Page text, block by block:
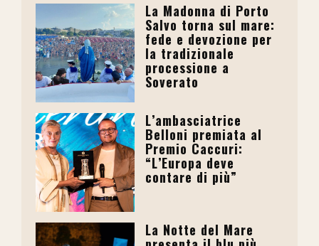
La Madonna di Porto
Salvo torna sul mare:
fede e devozione per
la tradizionale
processione a
Soverato
L’ambasciatrice
Belloni premiata al
Premio Caccuri:
“L’Europa deve
contare di più”
La Notte del Mare